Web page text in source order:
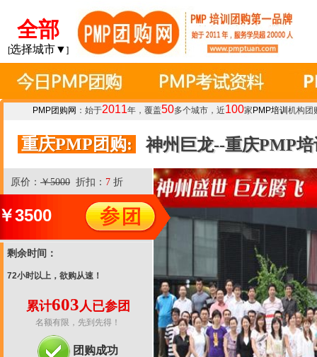
全部
[选择城市▼ ]
PMP团购网 ：始于2011年，覆盖50多个城市，近100家 PMP培训 机构团
重庆PMP团购: 神州巨龙--重庆PMP
原价： ￥5000 折扣： 7 折
3500
剩余时间：
72小时以上，欲购从速！
累计603人已参团
名额有限，先到先得！
团购成功